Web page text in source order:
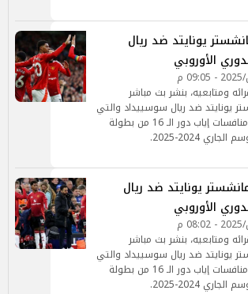
يونايتد ضد ريال
الأوروبي
ومتابعيه، بنشر بث مباشر
يونايتد ضد ريال سوسييداد والتي
تجمع الفريقين، ضمن منافسات إياب دور الـ 16 من بطولة
2024-2025.
يونايتد ضد ريال
الأوروبي
ومتابعيه، بنشر بث مباشر
يونايتد ضد ريال سوسييداد والتي
تجمع الفريقين، ضمن منافسات إياب دور الـ 16 من بطولة
2024-2025.